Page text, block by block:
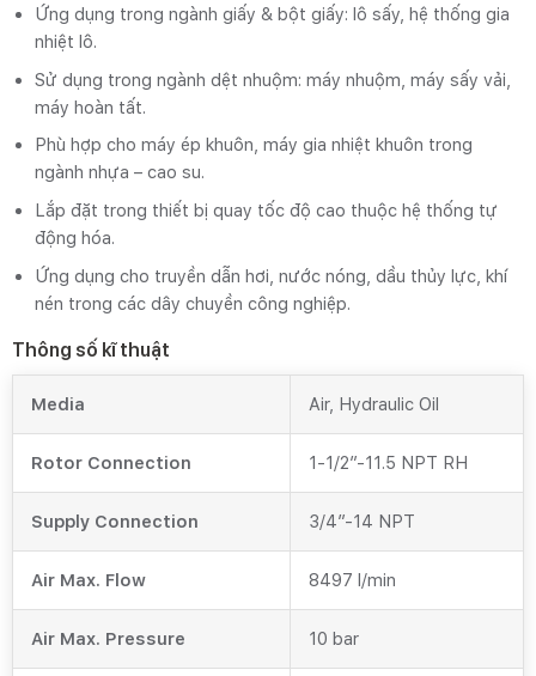
Ứng dụng trong ngành giấy & bột giấy: lô sấy, hệ thống gia
nhiệt lô.
Sử dụng trong ngành dệt nhuộm: máy nhuộm, máy sấy vải,
máy hoàn tất.
Phù hợp cho máy ép khuôn, máy gia nhiệt khuôn trong
ngành nhựa – cao su.
Lắp đặt trong thiết bị quay tốc độ cao thuộc hệ thống tự
động hóa.
Ứng dụng cho truyền dẫn hơi, nước nóng, dầu thủy lực, khí
nén trong các dây chuyền công nghiệp.
Thông số kĩ thuật
Media Air, Hydraulic Oil
Rotor Connection 1-1/2″-11.5 NPT RH
Supply Connection 3/4″-14 NPT
Air Max. Flow 8497 l/min
Air Max. Pressure 10 bar